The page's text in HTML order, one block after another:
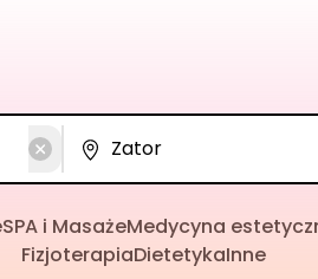
SPA i MasażeMedycyna
FizjoterapiaDietetykaInne